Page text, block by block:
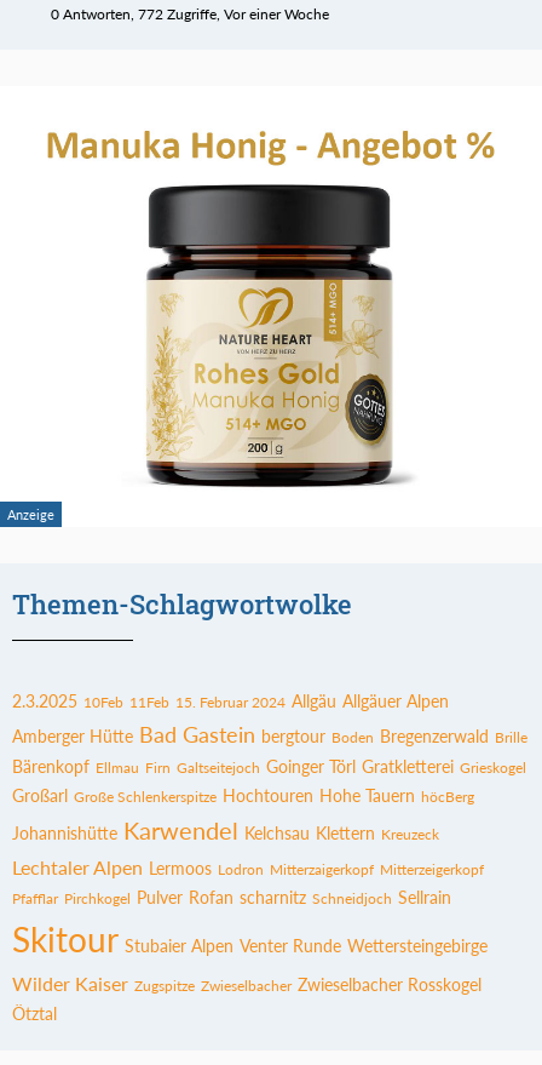
0 Antworten, 772 Zugriffe, Vor einer Woche
Themen-Schlagwortwolke
2.3.2025 10Feb 11Feb 15. Februar 2024 Allgäu Allgäuer Alpen
Amberger Hütte Bad Gastein bergtour Boden Bregenzerwald Brille
Bärenkopf Ellmau Firn Galtseitejoch Goinger Törl Gratkletterei Grieskogel
Großarl Große Schlenkerspitze Hochtouren Hohe Tauern höcBerg
Johannishütte Karwendel Kelchsau Klettern Kreuzeck
Lechtaler Alpen Lermoos Lodron Mitterzaigerkopf Mitterzeigerkopf
Pfafflar Pirchkogel Pulver Rofan scharnitz Schneidjoch Sellrain
Skitour Stubaier Alpen Venter Runde Wettersteingebirge
Wilder Kaiser Zugspitze Zwieselbacher Zwieselbacher Rosskogel
Ötztal